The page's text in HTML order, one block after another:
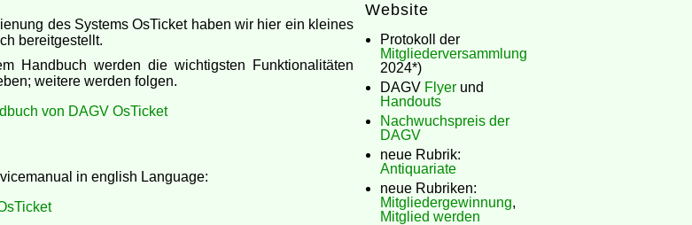
Website
Protokoll der
Mitgliederversammlung
2024*)
DAGV Flyer und
Handouts
Nachwuchspreis der
DAGV
neue Rubrik:
Antiquariate
neue Rubriken:
Mitgliedergewinnung,
Mitglied werden
des Systems OsTicket haben wir hier ein kleines
bereitgestellt.
Handbuch werden die wichtigsten Funktionalitäten
weitere werden folgen.
von DAGV OsTicket
in english Language: